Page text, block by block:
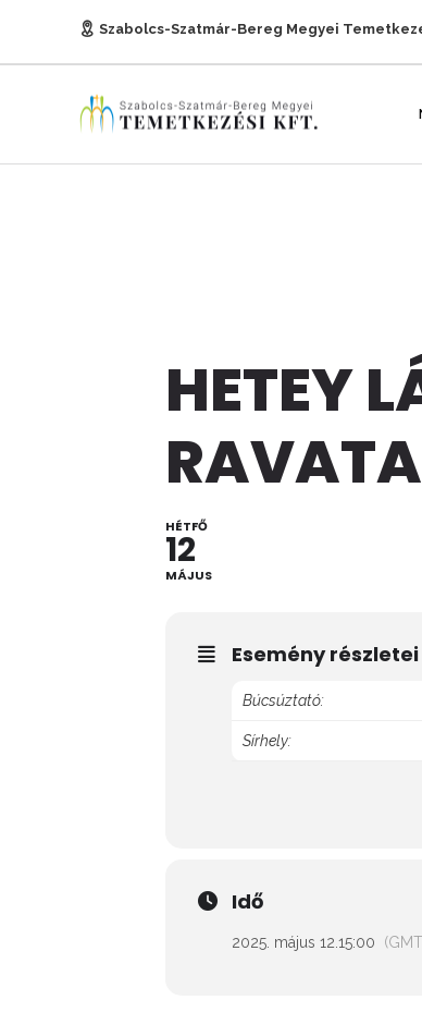
Szabolcs-Szatmár-Bereg Megyei
HETEY
HÉTFŐ
12
MÁJUS
Esemény részletei
Búcsúztató:
Sírhely:
Idő
2025. május 12. 15:00